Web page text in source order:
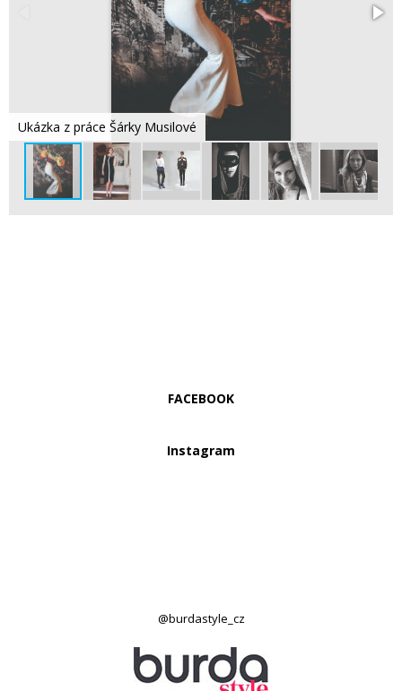
Ukázka z práce Šárky Musilové
FACEBOOK
Instagram
@burdastyle_cz